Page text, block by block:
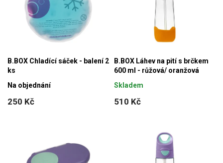
B.BOX Chladící sáček - balení 2
ks
250 Kč
Na objednání
B.BOX Láhev na pití s brčkem
600 ml - růžová/ oranžová
510 Kč
Skladem